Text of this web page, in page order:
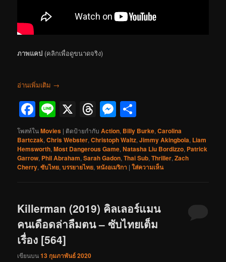
ภาพแคป (คลิกเพื่อดูขนาดจริง)
อ่านเพิ่มเติม →
Facebook
Line
X Threads
Messenger
โพสท์ในMovies | ติดป้ายกำกับ Action, Billy Burke,Carolina
Bartczak,Chris Webster,Christoph Waltz,Jimmy Akingbola, Liam
Hemsworth,Most Dangerous Game,Natasha Liu Bordizzo, Patrick
Garrow, Phil Abraham,Sarah Gadon,Thai Sub,Thriller,Zach
Cherry,ซับไทย,บรรยายไทย,หนังอเมริกา |ใส่ความเห็น
Killerman (2019) คิลเลอร์แมน
คนเดือดล่าลืมตน – ซับไทยเต็ม
เรื่อง [564]
เขียนบน13 กุมภาพันธ์ 2020